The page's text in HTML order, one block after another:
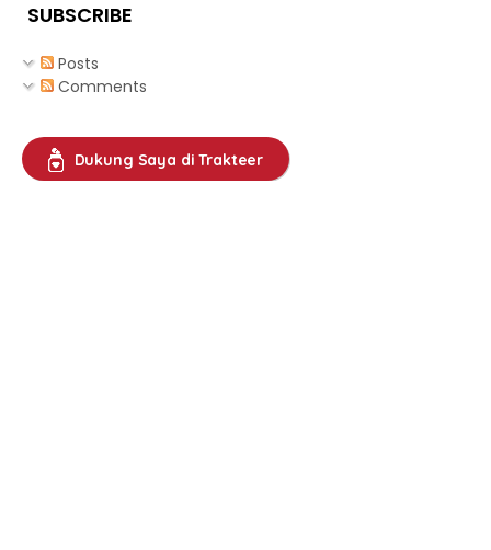
SUBSCRIBE
Posts
Comments
Dukung Saya di Trakteer